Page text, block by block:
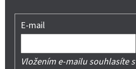
E-mail
Vložením e-mailu souhlasíte s